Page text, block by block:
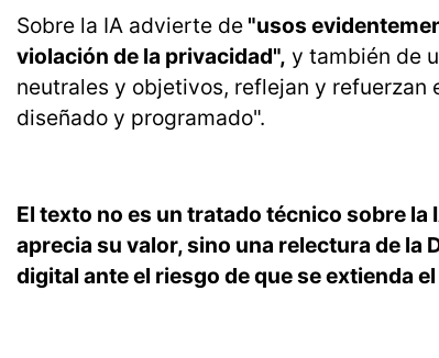
Sobre la IA advierte de "usos
violación de la privacidad", y también de
neutrales y objetivos, reflejan y
diseñado y programado".
El texto no es un tratado técnico sobre
aprecia su valor, sino una relectura de la
digital ante el riesgo de que se extienda